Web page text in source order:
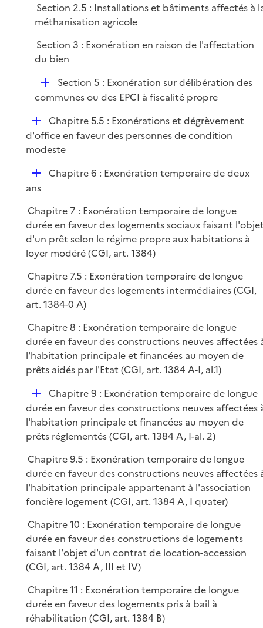
Section 2.5 : Installations et bâtiments affectés à
méthanisation agricole
Section 3 : Exonération en raison de l'affectation
du bien
D
é
l
i
e
r
Section 5 : Exonération sur délibération des
communes ou des EPCI à fiscalité propre
D
é
p
Chapitre 5.5 : Exonérations et dégrèvement
d'office en faveur des personnes de condition
modeste
D
l
i
e
r
Chapitre 6 : Exonération temporaire de deux
ans
Chapitre 7 : Exonération temporaire de longue
durée en faveur des logements sociaux faisant
d'un prêt selon le régime propre aux habitations à
loyer modéré (CGI, art. 1384)
Chapitre 7.5 : Exonération temporaire de longue
durée en faveur des logements intermédiaires (CGI,
art. 1384-0 A)
Chapitre 8 : Exonération temporaire de longue
durée en faveur des constructions neuves affectées
l'habitation principale et financées au moyen de
prêts aidés par l'Etat (CGI, art. 1384 A-I, al.1)
D
é
p
l
e
r
Chapitre 9 : Exonération temporaire de longue
durée en faveur des constructions neuves affectées
l'habitation principale et financées au moyen de
prêts réglementés (CGI, art. 1384 A, I-al. 2)
Chapitre 9.5 : Exonération temporaire de longue
durée en faveur des constructions neuves affectées
l'habitation principale appartenant à l'association
foncière logement (CGI, art. 1384 A, I quater)
Chapitre 10 : Exonération temporaire de longue
durée en faveur des constructions de logements
faisant l'objet d'un contrat de location-accession
(CGI, art. 1384 A, III et IV)
Chapitre 11 : Exonération temporaire de longue
durée en faveur des logements pris à bail à
réhabilitation (CGI, art. 1384 B)